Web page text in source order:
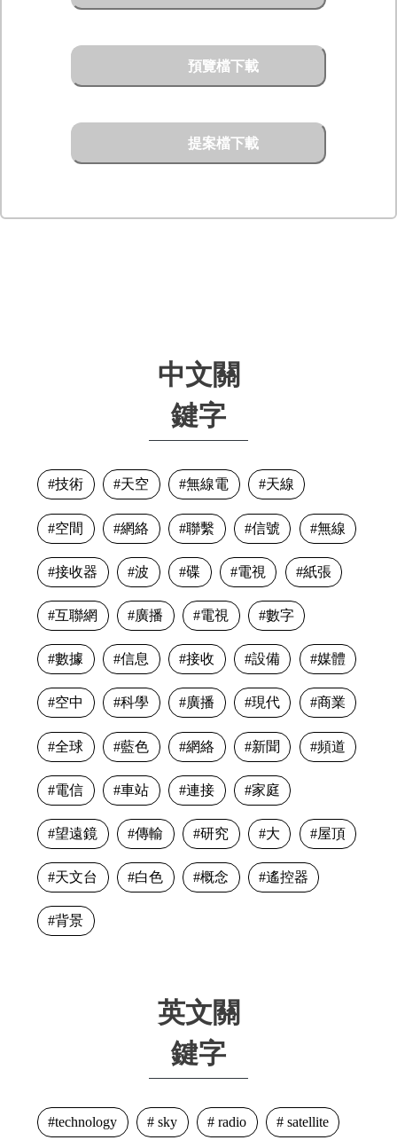
預覽檔下載
提案檔下載
中文關
鍵字
技術 天空 無線電 天線
空間 網絡 聯繫 信號 無線
接收器 波 碟 電視 紙張
互聯網 廣播 電視 數字
數據 信息 接收 設備 媒體
空中 科學 廣播 現代 商業
全球 藍色 網絡 新聞 頻道
電信 車站 連接 家庭
望遠鏡 傳輸 研究 大 屋頂
天文台 白色 概念 遙控器
背景
英文關
鍵字
technology sky radio satellite